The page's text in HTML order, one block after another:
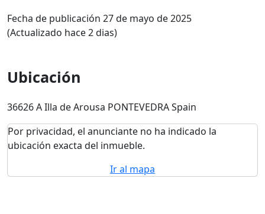
Fecha de publicación 27 de mayo de 2025
(Actualizado hace 2 dias)
Ubicación
36626 A Illa de Arousa PONTEVEDRA Spain
Por privacidad, el anunciante no ha indicado la
ubicación exacta del inmueble.
Ir al mapa